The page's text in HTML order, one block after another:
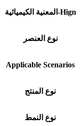
Hign-المعنية الكيميائية
نوع العنصر
Applicable Scenarios
نوع المنتج
نوع النمط